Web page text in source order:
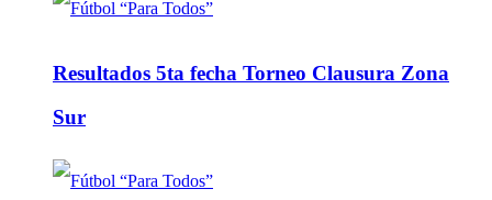
Resultados 5ta fecha Torneo Clausura Zona
Sur